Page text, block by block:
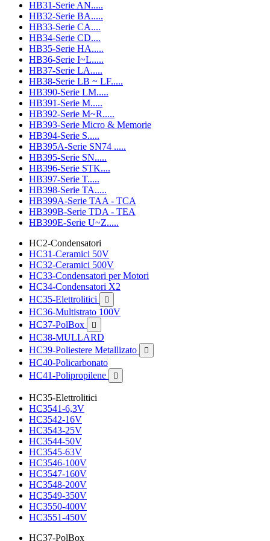
HB31-Serie AN.....
HB32-Serie BA.....
HB33-Serie CA....
HB34-Serie CD....
HB35-Serie HA.....
HB36-Serie I~L.....
HB37-Serie LA.....
HB38-Serie LB ~ LF.....
HB390-Serie LM.....
HB391-Serie M.....
HB392-Serie M~R.....
HB393-Serie Micro & Memorie
HB394-Serie S.....
HB395A-Serie SN74 .....
HB395-Serie SN.....
HB396-Serie STK....
HB397-Serie T.....
HB398-Serie TA.....
HB399A-Serie TAA - TCA
HB399B-Serie TDA - TEA
HB399E-Serie U~Z.....
HC2-Condensatori
HC31-Ceramici 50V
HC32-Ceramici 500V
HC33-Condensatori per Motori
HC34-Condensatori X2
HC35-Elettrolitici

HC36-Multistrato 100V
HC37-PolBox

HC38-MULLARD
HC39-Poliestere Metallizato

HC40-Policarbonato
HC41-Polipropilene

HC35-Elettrolitici
HC3541-6,3V
HC3542-16V
HC3543-25V
HC3544-50V
HC3545-63V
HC3546-100V
HC3547-160V
HC3548-200V
HC3549-350V
HC3550-400V
HC3551-450V
HC37-PolBox